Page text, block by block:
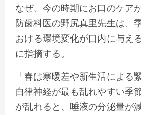
なぜ、今の時期にお口のケア
防歯科医の野尻真里先生は、
おける環境変化が口内に与え
に指摘する。
「春は寒暖差や新生活による
自律神経が最も乱れやすい季
が乱れると、唾液の分泌量が